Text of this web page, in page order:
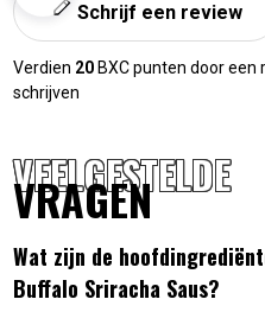
Schrijf een review
Verdien 20 BXC punten door een
schrijven
VEELGESTELDE
VRAGEN
Wat zijn de
Buffalo Sriracha Saus?